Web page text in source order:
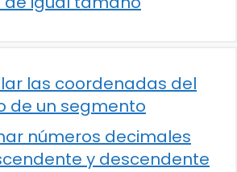
las coordenadas del
de un segmento
números decimales
y descendente